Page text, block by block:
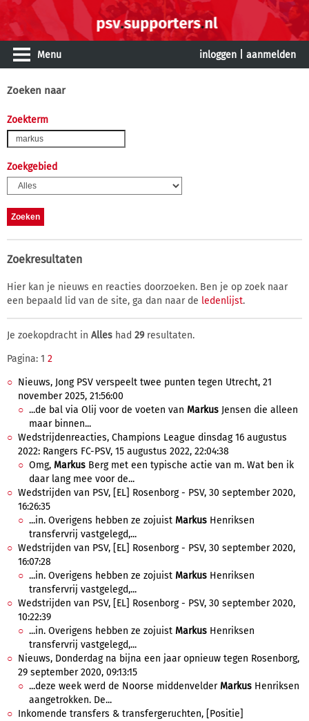
Menu inloggen aanmelden
Zoeken naar
Zoekterm
Zoekgebied
Zoekresultaten
Hier kan je nieuws en reacties doorzoeken. Ben je op zoek naar
een bepaald lid van de site, ga dan naar de ledenlijst.
Je zoekopdracht in Alles had 29resultaten.
Pagina: 1 2
Nieuws, Jong PSV verspeelt twee punten tegen Utrecht, 21
november 2025, 21:56:00
...de bal via Olij voor de voeten van Markus Jensen die alleen
maar binnen...
Wedstrijdenreacties, Champions League dinsdag 16 augustus
2022: Rangers FC-PSV, 15 augustus 2022, 22:04:38
Omg, Markus Berg met een typische actie van m. Wat ben ik
daar lang mee voor de...
Wedstrijden van PSV, [EL] Rosenborg - PSV, 30 september 2020,
16:26:35
...in. Overigens hebben ze zojuist Markus Henriksen
transfervrij vastgelegd,...
Wedstrijden van PSV, [EL] Rosenborg - PSV, 30 september 2020,
16:07:28
...in. Overigens hebben ze zojuist Markus Henriksen
transfervrij vastgelegd,...
Wedstrijden van PSV, [EL] Rosenborg - PSV, 30 september 2020,
10:22:39
...in. Overigens hebben ze zojuist Markus Henriksen
transfervrij vastgelegd,...
Nieuws, Donderdag na bijna een jaar opnieuw tegen Rosenborg,
29 september 2020, 09:13:15
...deze week werd de Noorse middenvelderMarkus Henriksen
aangetrokken. De...
Inkomende transfers & transfergeruchten, [Positie]